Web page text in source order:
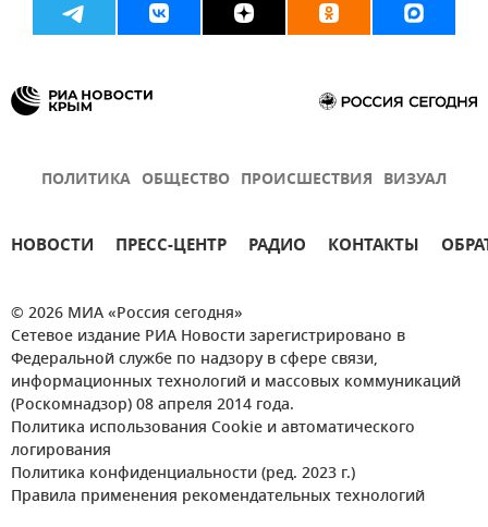
ПОЛИТИКА ОБЩЕСТВО ПРОИСШЕСТВИЯ ВИЗУАЛ
НОВОСТИ ПРЕСС-ЦЕНТР РАДИО КОНТАКТЫ
© 2026 МИА «Россия сегодня»
Сетевое издание РИА Новости зарегистрировано в
Федеральной службе по надзору в сфере связи,
информационных технологий и массовых коммуникаций
(Роскомнадзор) 08 апреля 2014 года.
Политика использования Cookie и автоматического
логирования
Политика конфиденциальности (ред. 2023 г.)
Правила применения рекомендательных технологий